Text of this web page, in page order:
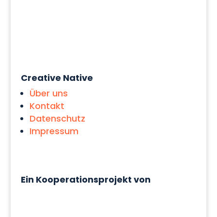
Creative Native
Über uns
Kontakt
Datenschutz
Impressum
Ein Kooperationsprojekt von